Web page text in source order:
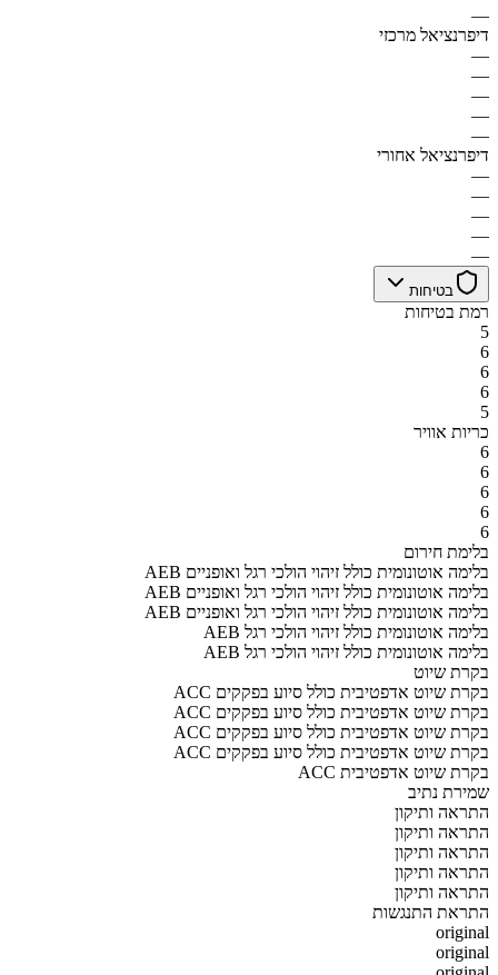
—
דיפרנציאל מרכזי
—
—
—
—
—
דיפרנציאל אחורי
—
—
—
—
—
בטיחות
רמת בטיחות
5
6
6
6
5
כריות אוויר
6
6
6
6
6
בלימת חירום
AEB בלימה אוטונומית כולל זיהוי הולכי רגל ואופניים
AEB בלימה אוטונומית כולל זיהוי הולכי רגל ואופניים
AEB בלימה אוטונומית כולל זיהוי הולכי רגל ואופניים
AEB בלימה אוטונומית כולל זיהוי הולכי רגל
AEB בלימה אוטונומית כולל זיהוי הולכי רגל
בקרת שיוט
ACC בקרת שיוט אדפטיבית כולל סיוע בפקקים
ACC בקרת שיוט אדפטיבית כולל סיוע בפקקים
ACC בקרת שיוט אדפטיבית כולל סיוע בפקקים
ACC בקרת שיוט אדפטיבית כולל סיוע בפקקים
ACC בקרת שיוט אדפטיבית
שמירת נתיב
התראה ותיקון
התראה ותיקון
התראה ותיקון
התראה ותיקון
התראה ותיקון
התראת התנגשות
original
original